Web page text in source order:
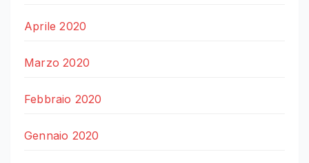
Aprile 2020
Marzo 2020
Febbraio 2020
Gennaio 2020